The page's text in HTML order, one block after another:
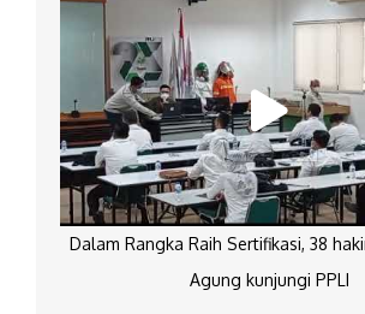
Dalam Rangka Raih Sertifikasi, 38
Agung kunjungi PPLI